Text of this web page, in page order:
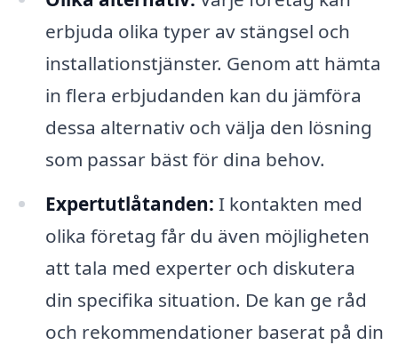
erbjuda olika typer av stängsel och
installationstjänster. Genom att hämta
in flera erbjudanden kan du jämföra
dessa alternativ och välja den lösning
som passar bäst för dina behov.
Expertutlåtanden: I kontakten med
olika företag får du även möjligheten
att tala med experter och diskutera
din specifika situation. De kan ge råd
och rekommendationer baserat på din